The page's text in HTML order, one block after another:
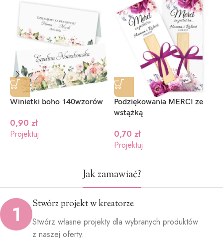
Ciemny
niebieski
(+1.2zł)
Ciemny
granat
(+1.2zł)
Jasno
zielony
(+1.2zł)
Winietki boho 140wzorów
0,90 zł
Projektuj
Podziękowania MERCI ze
wstążką
0,70 zł
Projektuj
Jak zamawiać?
1 Stwórz projekt w kreatorze
Stwórz własne projekty dla wybranych produktów
z naszej oferty.